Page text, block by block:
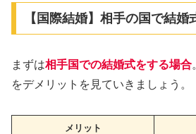
【国際結婚】相手の国で結婚
まずは相手国での結婚式をする場合
をデメリットを見ていきましょう。
メリット